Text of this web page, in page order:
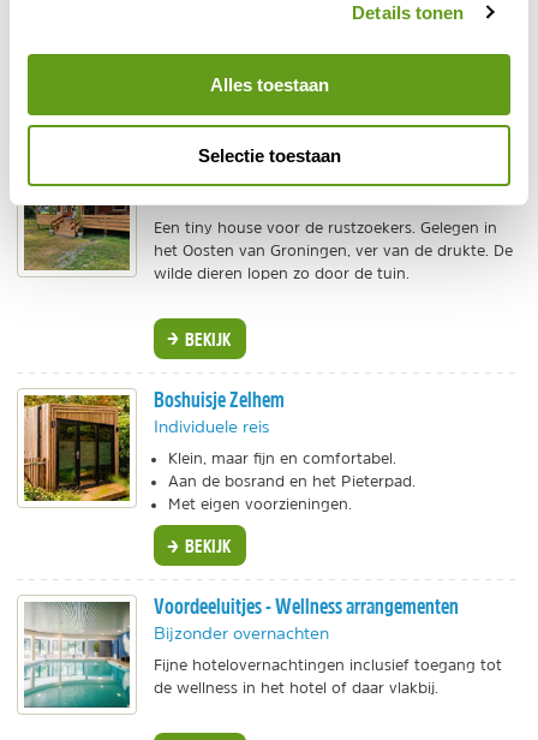
Details tonen
Alles toestaan
Selectie toestaan
Slapen boven het oude kerkorgel!
Het Reebokje
Een tiny house voor de rustzoekers. Gelegen in
het Oosten van Groningen, ver van de drukte. De
wilde dieren lopen zo door de tuin.
BEKIJK
Boshuisje Zelhem
Individuele reis
Klein, maar fijn en comfortabel.
Aan de bosrand en het Pieterpad.
Met eigen voorzieningen.
BEKIJK
Voordeeluitjes - Wellness arrangementen
Bijzonder overnachten
Fijne hotelovernachtingen inclusief toegang tot
de wellness in het hotel of daar vlakbij.